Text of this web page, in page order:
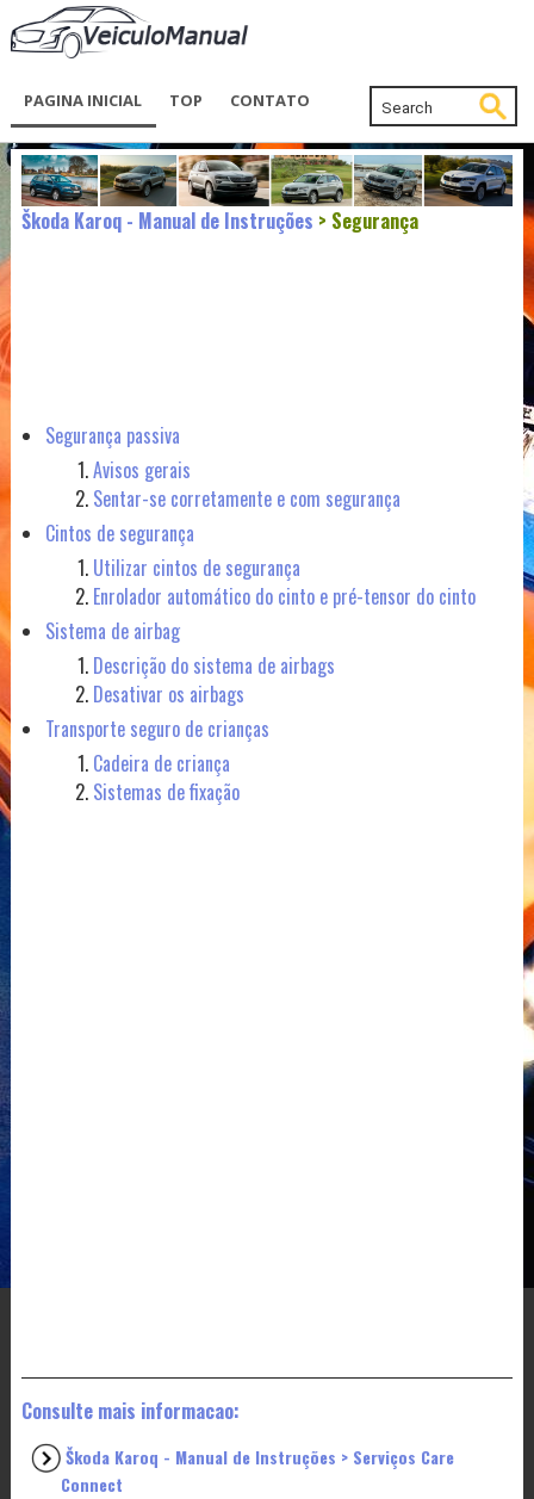
PAGINA INICIAL TOP CONTATO
Škoda Karoq - Manual de Instruções > Segurança
Segurança passiva
Avisos gerais
Sentar-se corretamente e com segurança
Cintos de segurança
Utilizar cintos de segurança
Enrolador automático do cinto e pré-tensor do cinto
Sistema de airbag
Descrição do sistema de airbags
Desativar os airbags
Transporte seguro de crianças
Cadeira de criança
Sistemas de fixação
Consulte mais informacao:
Škoda Karoq - Manual de Instruções > Serviços Care
Connect